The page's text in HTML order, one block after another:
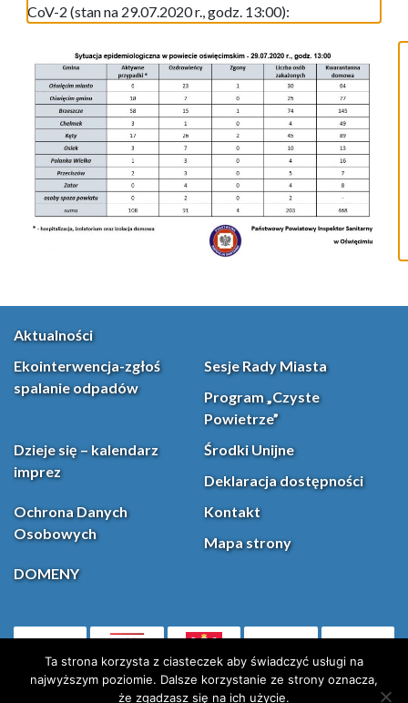
CoV-2 (stan na 29.07.2020 r., godz. 13:00):
Aktualności
Ekointerwencja-zgłoś
spalanie odpadów
Sesje Rady Miasta
Program „Czyste
Powietrze”
Dzieje się – kalendarz
imprez
Środki Unijne
Deklaracja dostępności
Ochrona Danych
Osobowych
Kontakt
Mapa strony
DOMENY
(otwiera się w nowej karcie)Facebook
Ta strona korzysta z ciasteczek aby świadczyć usługi na
najwyższym poziomie. Dalsze korzystanie ze strony oznacza,
że zgadzasz się na ich użycie.